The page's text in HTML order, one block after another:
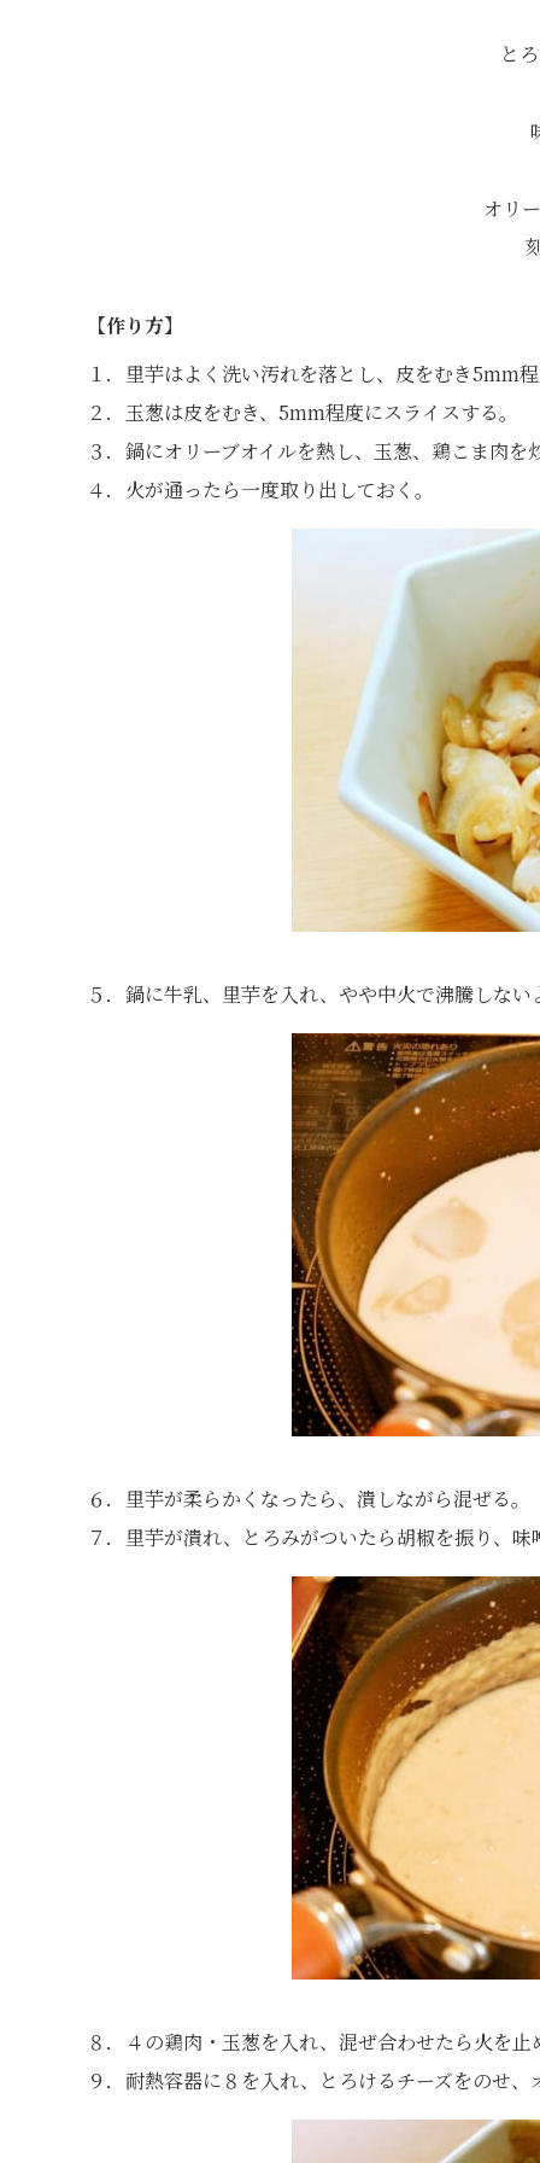
と
オリ
【作り方】
１．里芋はよく洗い汚れを落とし、皮をむき5mm
２．玉葱は皮をむき、5mm程度にスライスする。
３．鍋にオリーブオイルを熱し、玉葱、鶏こま肉を
４．火が通ったら一度取り出しておく。
５．鍋に牛乳、里芋を入れ、やや中火で沸騰しな
６．里芋が柔らかくなったら、潰しながら混ぜる。
７．里芋が潰れ、とろみがついたら胡椒を振り、味
８．４の鶏肉・玉葱を入れ、混ぜ合わせたら火を止
９．耐熱容器に８を入れ、とろけるチーズをのせ